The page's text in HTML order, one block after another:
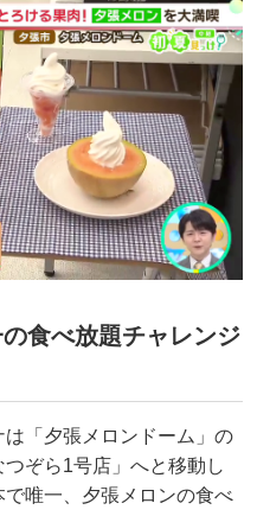
食べ放題チャレンジ
「夕張メロンドーム」の
ぞら1号店」へと移動し
唯一、夕張メロンの食べ